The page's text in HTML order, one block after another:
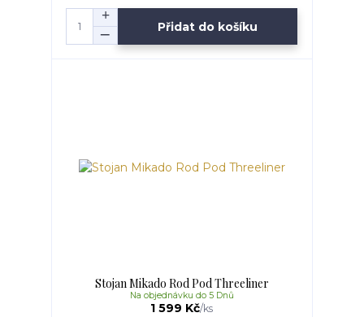
Přidat do košíku
Stojan Mikado Rod Pod Threeliner
1 599 Kč/ks
Na objednávku do 5 Dnů